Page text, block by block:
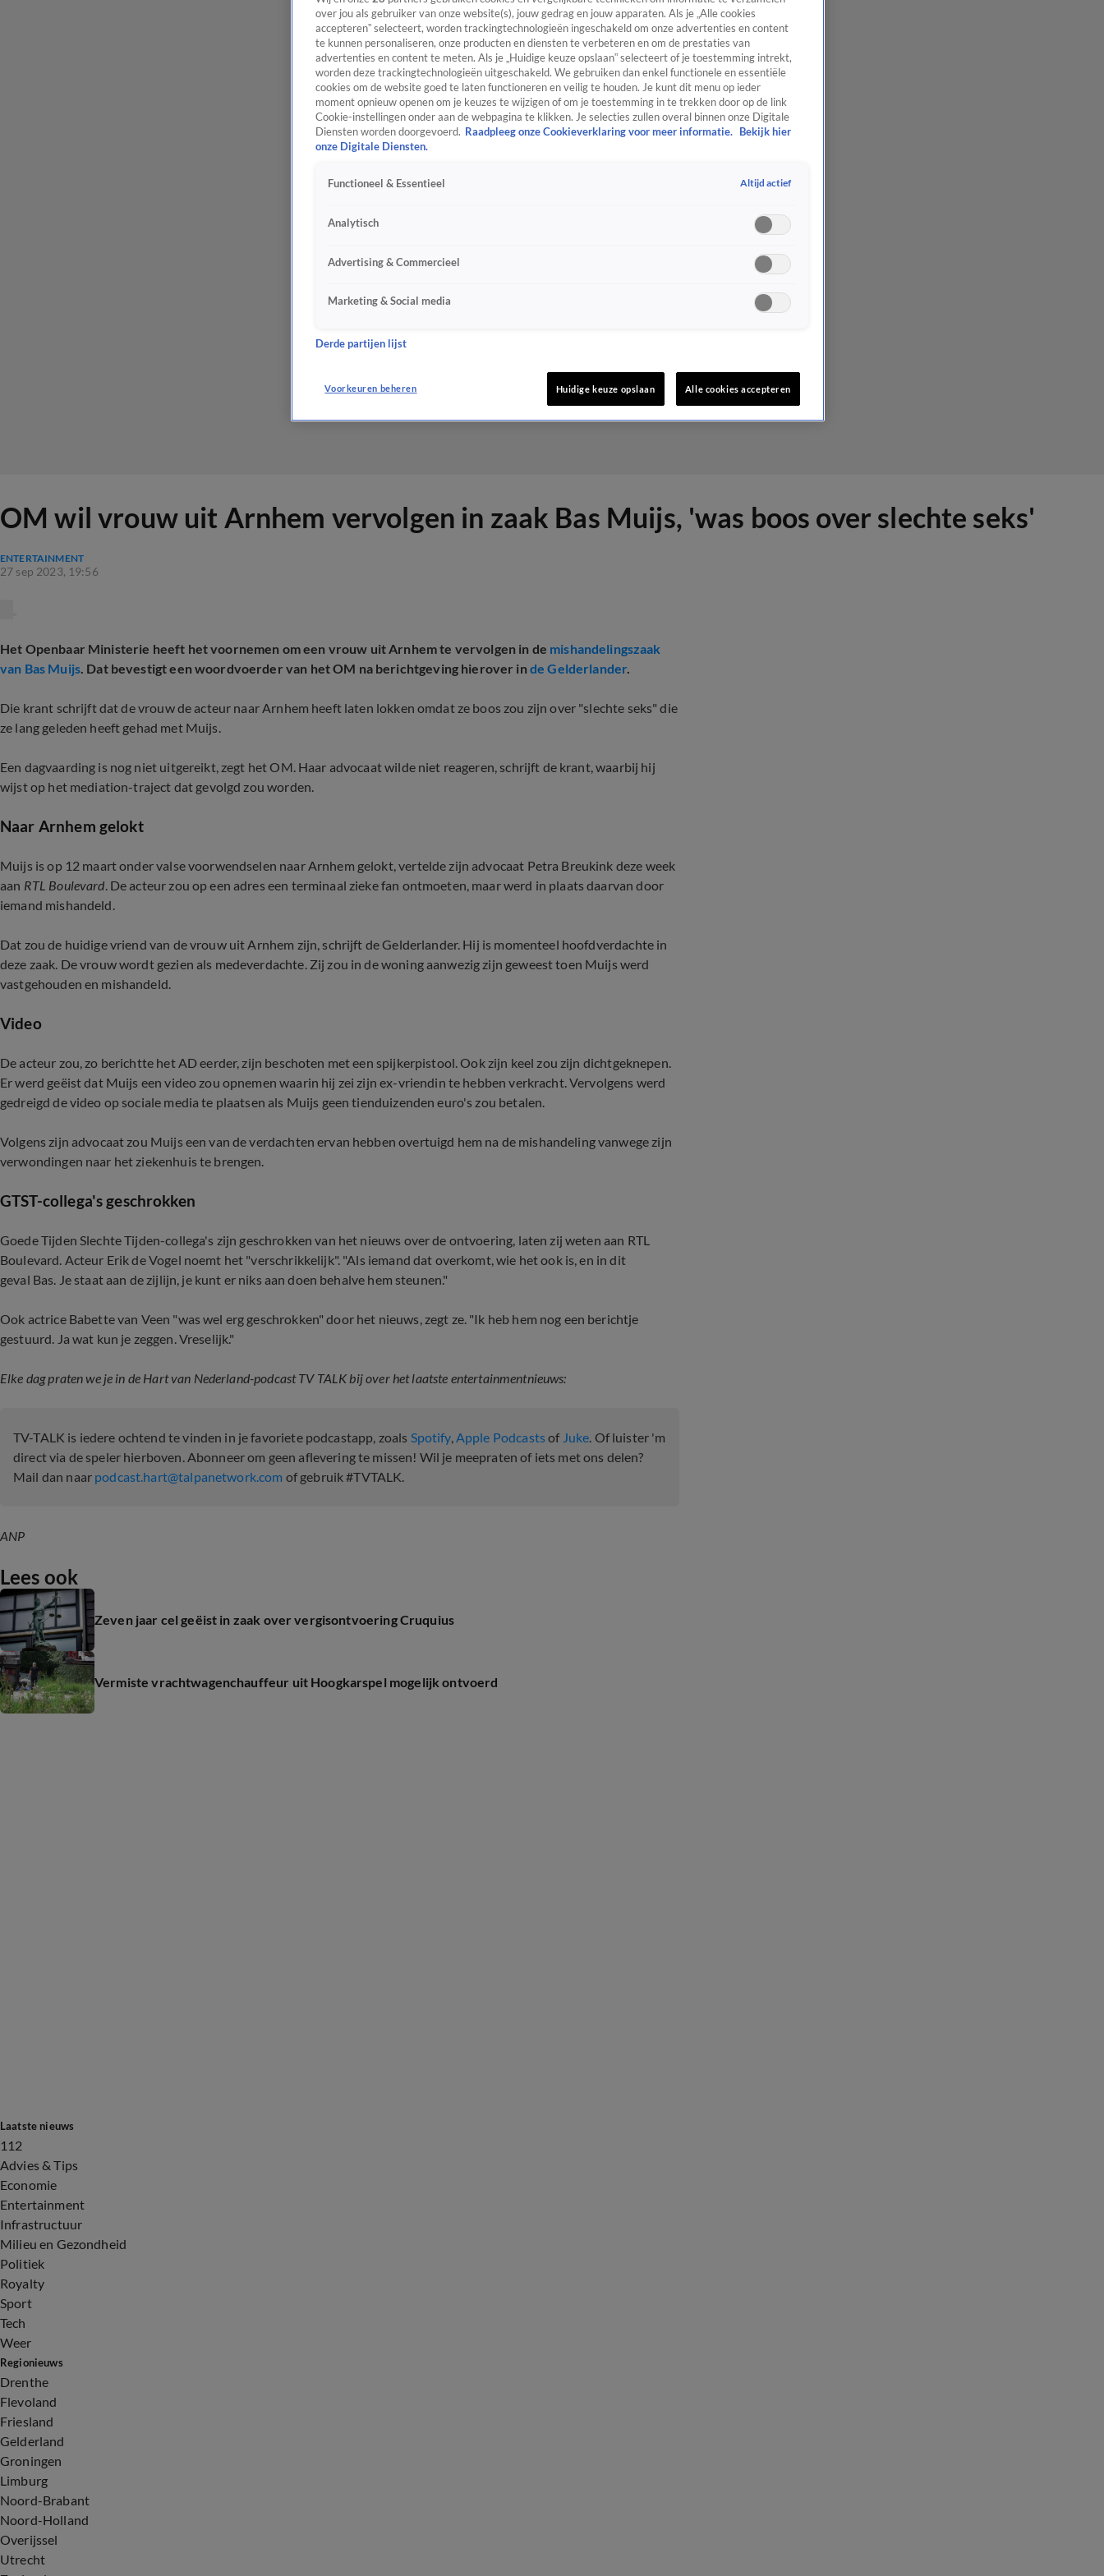
OM wil vrouw uit Arnhem vervolgen in zaak Bas Muijs, 'was boos over slechte seks'
ENTERTAINMENT
27 sep 2023, 19:56
Het Openbaar Ministerie heeft het voornemen om een vrouw uit Arnhem te vervolgen in de mishandelingszaak
van Bas Muijs. Dat bevestigt een woordvoerder van het OM na berichtgeving hierover in de Gelderlander.
Die krant schrijft dat de vrouw de acteur naar Arnhem heeft laten lokken omdat ze boos zou zijn over "slechte seks" die
ze lang geleden heeft gehad met Muijs.
Een dagvaarding is nog niet uitgereikt, zegt het OM. Haar advocaat wilde niet reageren, schrijft de krant, waarbij hij
wijst op het mediation-traject dat gevolgd zou worden.
Naar Arnhem gelokt
Muijs is op 12 maart onder valse voorwendselen naar Arnhem gelokt, vertelde zijn advocaat Petra Breukink deze week
aan RTL Boulevard. De acteur zou op een adres een terminaal zieke fan ontmoeten, maar werd in plaats daarvan door
iemand mishandeld.
Dat zou de huidige vriend van de vrouw uit Arnhem zijn, schrijft de Gelderlander. Hij is momenteel hoofdverdachte in
deze zaak. De vrouw wordt gezien als medeverdachte. Zij zou in de woning aanwezig zijn geweest toen Muijs werd
vastgehouden en mishandeld.
Video
De acteur zou, zo berichtte het AD eerder, zijn beschoten met een spijkerpistool. Ook zijn keel zou zijn dichtgeknepen.
Er werd geëist dat Muijs een video zou opnemen waarin hij zei zijn ex-vriendin te hebben verkracht. Vervolgens werd
gedreigd de video op sociale media te plaatsen als Muijs geen tienduizenden euro's zou betalen.
Volgens zijn advocaat zou Muijs een van de verdachten ervan hebben overtuigd hem na de mishandeling vanwege zijn
verwondingen naar het ziekenhuis te brengen.
GTST-collega's geschrokken
Goede Tijden Slechte Tijden-collega's zijn geschrokken van het nieuws over de ontvoering, laten zij weten aan RTL
Boulevard. Acteur Erik de Vogel noemt het "verschrikkelijk". "Als iemand dat overkomt, wie het ook is, en in dit
geval Bas. Je staat aan de zijlijn, je kunt er niks aan doen behalve hem steunen."
Ook actrice Babette van Veen "was wel erg geschrokken" door het nieuws, zegt ze. "Ik heb hem nog een berichtje
gestuurd. Ja wat kun je zeggen. Vreselijk."
Elke dag praten we je in de Hart van Nederland-podcast TV TALK bij over het laatste entertainmentnieuws:
TV-TALK is iedere ochtend te vinden in je favoriete podcastapp, zoals Spotify,Apple Podcastsof Juke. Of luister 'm
direct via de speler hierboven. Abonneer om geen aflevering te missen! Wil je meepraten of iets met ons delen?
Mail dan naar podcast.hart@talpanetwork.com of gebruik #TVTALK.
ANP
Lees ook
Zeven jaar cel geëist in zaak over vergisontvoering Cruquius
Vermiste vrachtwagenchauffeur uit Hoogkarspel mogelijk ontvoerd
Laatste nieuws
112
Advies & Tips
Economie
Entertainment
Infrastructuur
Milieu en Gezondheid
Politiek
Royalty
Sport
Tech
Weer
Regionieuws
Drenthe
Flevoland
Friesland
Gelderland
Groningen
Limburg
Noord-Brabant
Noord-Holland
Overijssel
Utrecht
over jou als gebruiker van onze website(s), jouw gedrag en jouw apparaten. Als je „Alle cookies
accepteren” selecteert, worden trackingtechnologieën ingeschakeld om onze advertenties en content
te kunnen personaliseren, onze producten en diensten te verbeteren en om de prestaties van
advertenties en content te meten. Als je „Huidige keuze opslaan” selecteert of je toestemming intrekt,
worden deze trackingtechnologieën uitgeschakeld. We gebruiken dan enkel functionele en essentiële
cookies om de website goed te laten functioneren en veilig te houden. Je kunt dit menu op ieder
moment opnieuw openen om je keuzes te wijzigen of om je toestemming in te trekken door op de link
Cookie-instellingen onder aan de webpagina te klikken. Je selecties zullen overal binnen onze Digitale
Diensten worden doorgevoerd. Raadpleeg onze Cookieverklaring voor meer informatie.
Bekijk hier
onze Digitale Diensten.
Functioneel & Essentieel Altijd actief
Analytisch
Advertising & Commercieel
Marketing & Social media
Derde partijen lijst
Voorkeuren beheren Huidige keuze opslaan Alle cookies accepteren